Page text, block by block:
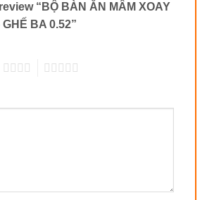
“BỘ BÀN ĂN MÂM XOAY
BA 0.52”